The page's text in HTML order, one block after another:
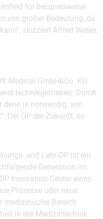
für beispielsweise
von großer Bedeutung, da
skizziert Alfred Weber,
Medical GmbH&Co. KG
technikgetrieben. Durch
denn je notwendig, von
Der OP der Zukunft, so
und Lehr-OP ist ein
Generation im
Innovation Center einen
Prozesse oder neue
medizinische Bereich
in der Medizintechnik